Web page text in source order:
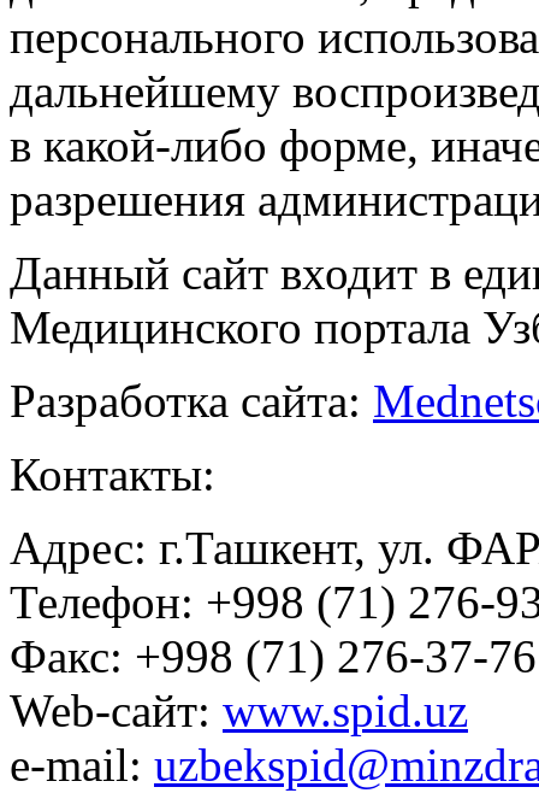
персонального
дальнейшему
в какой-либо форме,
разрешения
Данный сайт входит в
Медицинского портала
Разработка сайта:
Контакты:
Адрес: г.Ташкент, ул.
Телефон: +998 (71) 276-
Факс: +998 (71) 276-37-76
Web-сайт: www.spid.uz
e-mail: